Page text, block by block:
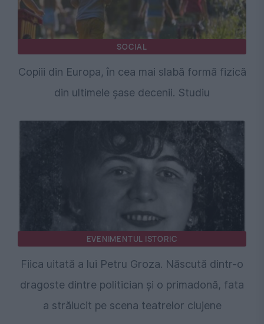
SOCIAL
Copiii din Europa, în cea mai slabă formă fizică
din ultimele șase decenii. Studiu
EVENIMENTUL ISTORIC
Fiica uitată a lui Petru Groza. Născută dintr-o
dragoste dintre politician și o primadonă, fata
a strălucit pe scena teatrelor clujene